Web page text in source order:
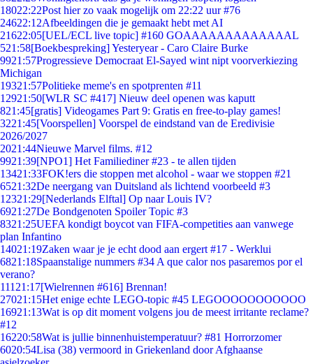
18022:22Post hier zo vaak mogelijk om 22:22 uur #76
24622:12Afbeeldingen die je gemaakt hebt met AI
21622:05[UEL/ECL live topic] #160 GOAAAAAAAAAAAAAL
521:58[Boekbespreking] Yesteryear - Caro Claire Burke
9921:57Progressieve Democraat El-Sayed wint nipt voorverkiezing
Michigan
19321:57Politieke meme's en spotprenten #11
12921:50[WLR SC #417] Nieuw deel openen was kaputt
821:45[gratis] Videogames Part 9: Gratis en free-to-play games!
3221:45[Voorspellen] Voorspel de eindstand van de Eredivisie
2026/2027
2021:44Nieuwe Marvel films. #12
9921:39[NPO1] Het Familiediner #23 - te allen tijden
13421:33FOK!ers die stoppen met alcohol - waar we stoppen #21
6521:32De neergang van Duitsland als lichtend voorbeeld #3
12321:29[Nederlands Elftal] Op naar Louis IV?
6921:27De Bondgenoten Spoiler Topic #3
8321:25UEFA kondigt boycot van FIFA-competities aan vanwege
plan Infantino
14021:19Zaken waar je je echt dood aan ergert #17 - Werklui
6821:18Spaanstalige nummers #34 A que calor nos pasaremos por el
verano?
111 21:17[Wielrennen #616] Brennan!
27021:15Het enige echte LEGO-topic #45 LEGOOOOOOOOOOO
16921:13Wat is op dit moment volgens jou de meest irritante reclame?
#12
16220:58Wat is jullie binnenhuistemperatuur? #81 Horrorzomer
6020:54Lisa (38) vermoord in Griekenland door Afghaanse